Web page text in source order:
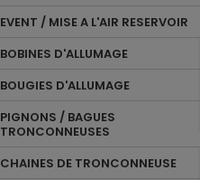
EVENT / MISE A L'AIR RESERVOIR
BOBINES D'ALLUMAGE
BOUGIES D'ALLUMAGE
PIGNONS / BAGUES
TRONCONNEUSES
CHAINES DE TRONCONNEUSE